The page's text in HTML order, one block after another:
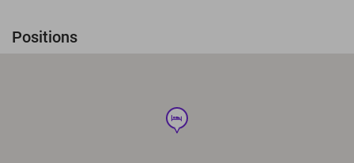
Positions
hotel